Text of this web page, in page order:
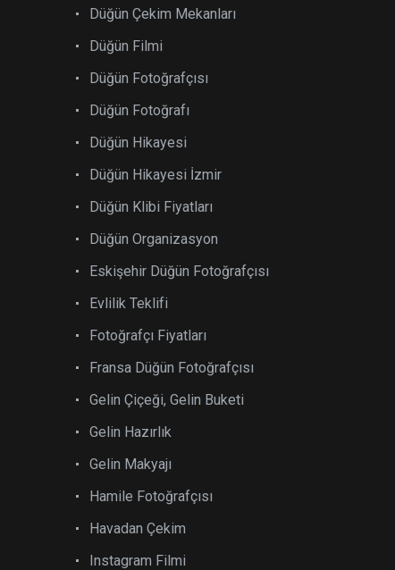
Düğün Çekim Mekanları
Düğün Filmi
Düğün Fotoğrafçısı
Düğün Fotoğrafı
Düğün Hikayesi
Düğün Hikayesi İzmir
Düğün Klibi Fiyatları
Düğün Organizasyon
Eskişehir Düğün Fotoğrafçısı
Evlilik Teklifi
Fotoğrafçı Fiyatları
Fransa Düğün Fotoğrafçısı
Gelin Çiçeği, Gelin Buketi
Gelin Hazırlık
Gelin Makyajı
Hamile Fotoğrafçısı
Havadan Çekim
Instagram Filmi